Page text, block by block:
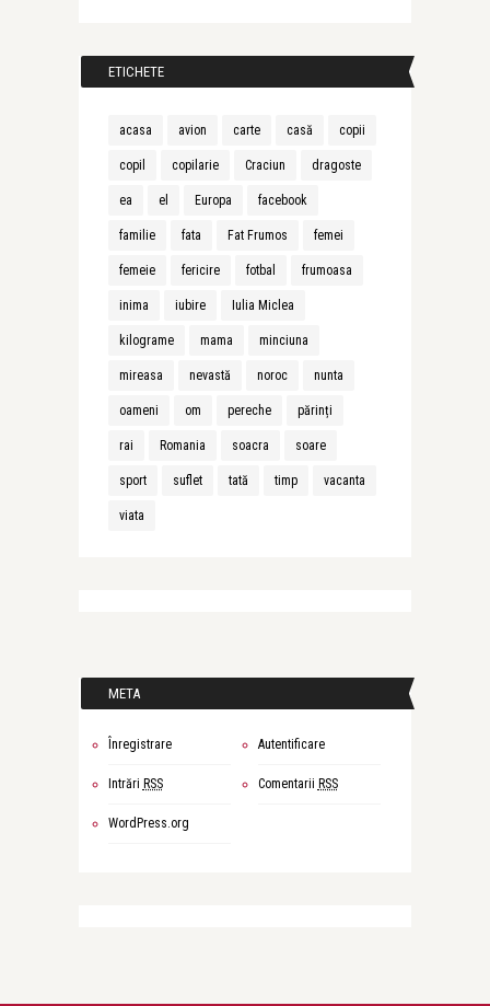
ETICHETE
acasa avion carte casă copii
copil copilarie Craciun dragoste
ea el Europa facebook
familie fata Fat Frumos femei
femeie fericire fotbal frumoasa
inima iubire Iulia Miclea
kilograme mama minciuna
mireasa nevastă noroc nunta
oameni om pereche părinți
rai Romania soacra soare
sport suflet tată timp vacanta
viata
META
Înregistrare Autentificare
Intrări RSS Comentarii RSS
WordPress.org